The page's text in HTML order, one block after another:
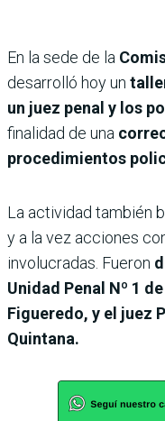
En la sede de la
desarrolló hoy un
un juez penal y los
finalidad de una
procedimientos
La actividad también
y a la vez acciones
involucradas. Fueron
Unidad Penal Nº 1
Figueredo, y el juez
Quintana.